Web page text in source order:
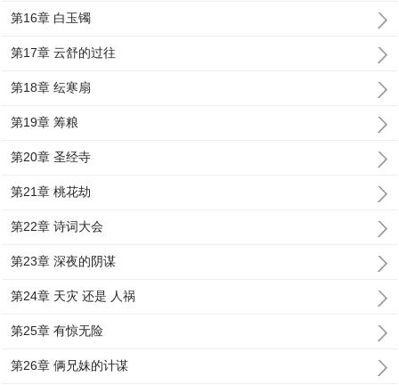
第16章 白玉镯
第17章 云舒的过往
第18章 纭寒扇
第19章 筹粮
第20章 圣经寺
第21章 桃花劫
第22章 诗词大会
第23章 深夜的阴谋
第24章 天灾 还是 人祸
第25章 有惊无险
第26章 俩兄妹的计谋